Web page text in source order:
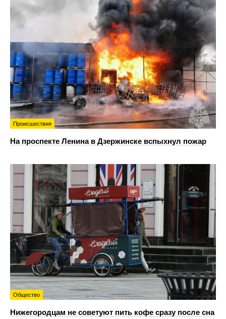
Происшествия
На проспекте Ленина в Дзержинске вспыхнул пожар
Общество
Нижегородцам не советуют пить кофе сразу после сна